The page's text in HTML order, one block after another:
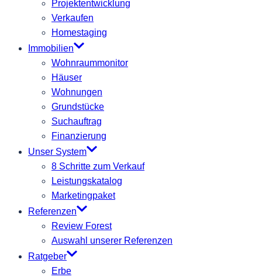
Projektentwicklung
Verkaufen
Homestaging
Immobilien
Wohnraummonitor
Häuser
Wohnungen
Grundstücke
Suchauftrag
Finanzierung
Unser System
8 Schritte zum Verkauf
Leistungskatalog
Marketingpaket
Referenzen
Review Forest
Auswahl unserer Referenzen
Ratgeber
Erbe